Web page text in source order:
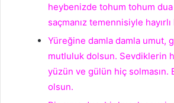
heybenizde tohum tohum
saçmanız temennisiyle
Yüreğine damla damla umut,
mutluluk dolsun. Sevdiklerin
yüzün ve gülün hiç solmasın.
olsun.